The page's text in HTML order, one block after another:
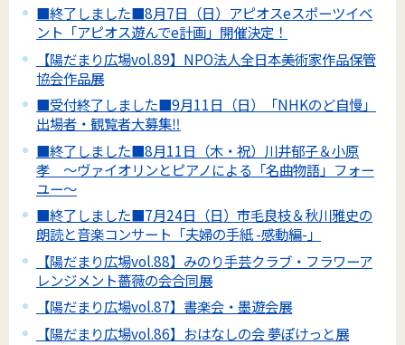
■終了しました■8月7日（日）アピオスeスポーツイベ
ント「アピオス遊んでe計画」開催決定！
【陽だまり広場vol.89】NPO法人全日本美術家作品保管
協会作品展
■受付終了しました■9月11日（日）「NHKのど自慢」
出場者・観覧者大募集‼
■終了しました■8月11日（木・祝）川井郁子＆小原
孝 ～ヴァイオリンとピアノによる「名曲物語」フォー
ユー～
■終了しました■7月24日（日）市毛良枝＆秋川雅史の
朗読と音楽コンサート「夫婦の手紙 -感動編-」
【陽だまり広場vol.88】みのり手芸クラブ・フラワーア
レンジメント薔薇の会合同展
【陽だまり広場vol.87】書楽会・墨遊会展
【陽だまり広場vol.86】おはなしの会 夢ぽけっと展